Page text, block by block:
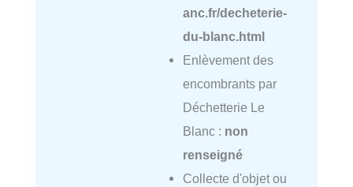
anc.fr/decheterie-
du-blanc.html
Enlèvement des
encombrants par
Déchetterie Le
Blanc : non
renseigné
Collecte d'objet ou